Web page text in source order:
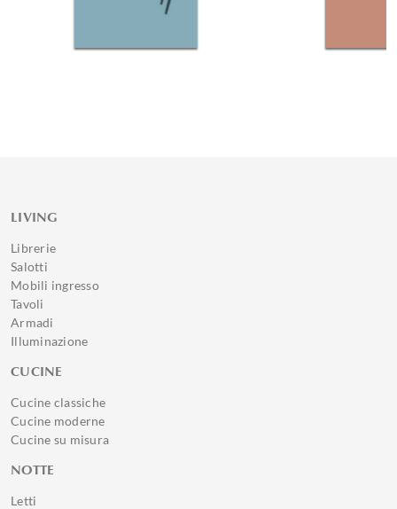
LIVING
Librerie
Salotti
Mobili ingresso
Tavoli
Armadi
Illuminazione
CUCINE
Cucine classiche
Cucine moderne
Cucine su misura
NOTTE
Letti